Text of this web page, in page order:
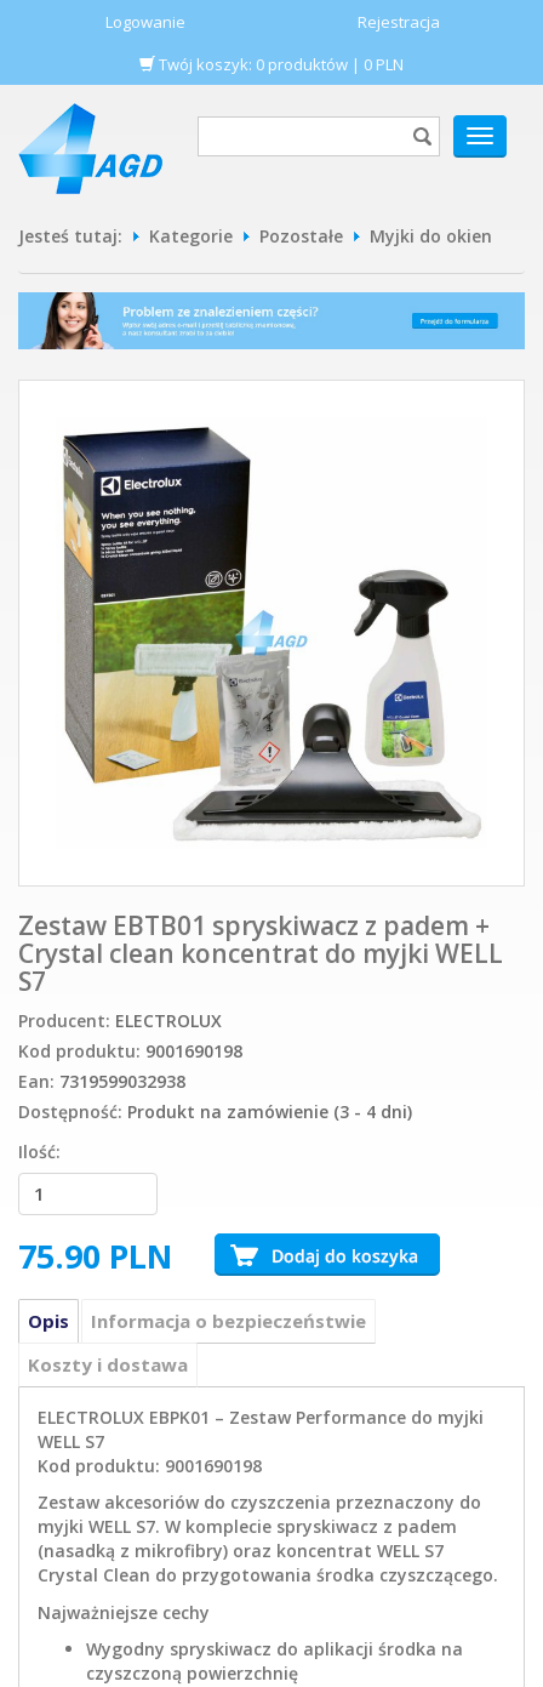
Logowanie
Rejestracja
Twój koszyk: 0 produktów | 0 PLN
POKAŻ
MENU
Jesteś tutaj: Kategorie Pozostałe Myjki do okien
Zestaw EBTB01 spryskiwacz z padem +
Crystal clean koncentrat do myjki WELL
S7
Producent: ELECTROLUX
Kod produktu: 9001690198
Ean: 7319599032938
Dostępność: Produkt na zamówienie (3 - 4 dni)
Ilość:
75.90 PLN
Opis
Informacja o bezpieczeństwie
Koszty i dostawa
ELECTROLUX EBPK01 – Zestaw Performance do myjki
WELL S7
Kod produktu: 9001690198
Zestaw akcesoriów do czyszczenia przeznaczony do
myjki WELL S7. W komplecie spryskiwacz z padem
(nasadką z mikrofibry) oraz koncentrat WELL S7
Crystal Clean do przygotowania środka czyszczącego.
Najważniejsze cechy
Wygodny spryskiwacz do aplikacji środka na
czyszczoną powierzchnię